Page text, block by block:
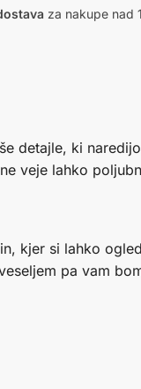
za nakupe nad
detajle, ki
veje lahko
kjer si lahko
pa vam